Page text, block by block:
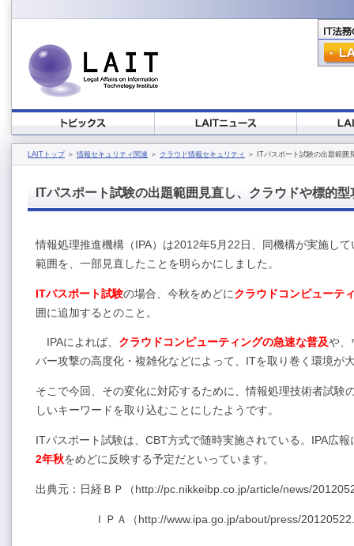
LAITトップ＞ 情報セキュリティ関連 ＞ クラウド情報セキュリティ ＞ ITパスポート試験の出題範囲
ITパスポート試験の出題範囲見直し、クラウドや標的
情報処理推進機構（IPA）は2012年5月22日、同機構が実施し
範囲を、一部見直したことを明らかにしました。
ITパスポート試験の場合、今秋をめどにクラウドコンピューテ
囲に追加するとのこと。
IPAによれば、 クラウドコンピューティングの急速な普及や、
バー攻撃の高度化・複雑化などによって、ITを取り巻く環境が
そこで今回、その変化に対応するために、情報処理技術者試験
しいキーワードを取り込むことにしたようです。
ITパスポート試験は、CBT方式で随時実施されている。IPA広
2年秋をめどに反映する予定だといっています。
出典元：日経ＢＰ（http://pc.nikkeibp.co.jp/article/news/
ＩＰＡ（http://www.ipa.go.jp/about/press/